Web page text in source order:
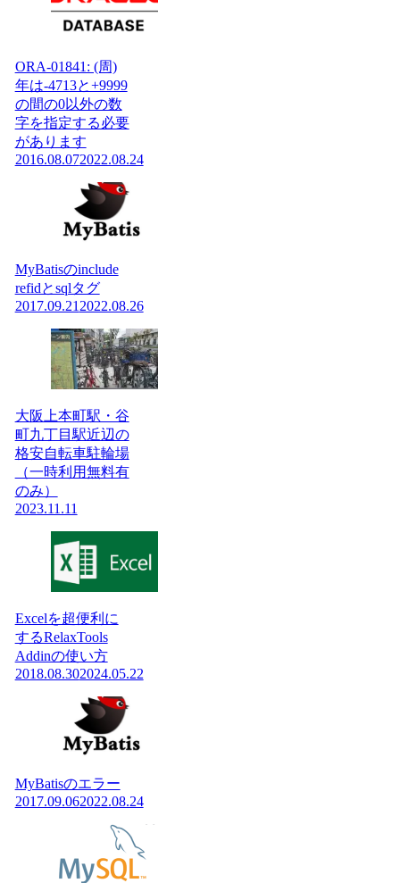
ORA-01841: (周)
年は-4713と+9999
の間の0以外の数
字を指定する必要
があります
2016.08.072022.08.24
MyBatisのinclude
refidとsqlタグ
2017.09.21 2022.08.26
大阪上本町駅・谷
町九丁目駅近辺の
格安自転車駐輪場
（一時利用無料有
のみ）
2023.11.11
Excelを超便利に
するRelaxTools
Addinの使い方
2018.08.302024.05.22
MyBatisのエラー
2017.09.062022.08.24